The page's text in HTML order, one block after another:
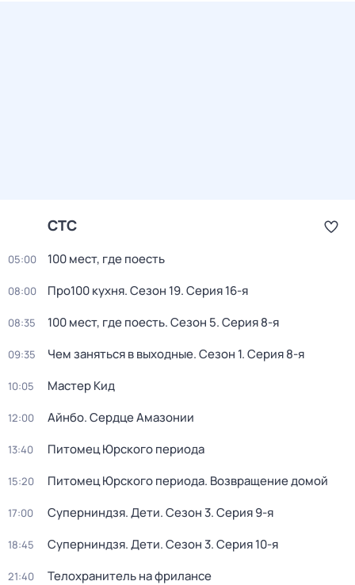
СТС
05:00 100 мест, где поесть
08:00 Про100 кухня. Сезон 19. Серия 16-я
08:35 100 мест, где поесть. Сезон 5. Серия 8-я
09:35 Чем заняться в выходные. Сезон 1. Серия 8-я
10:05 Мастер Кид
12:00 Айнбо. Сердце Амазонии
13:40 Питомец Юрского периода
15:20 Питомец Юрского периода. Возвращение домой
17:00 Суперниндзя. Дети. Сезон 3. Серия 9-я
18:45 Суперниндзя. Дети. Сезон 3. Серия 10-я
21:40 Телохранитель на фрилансе